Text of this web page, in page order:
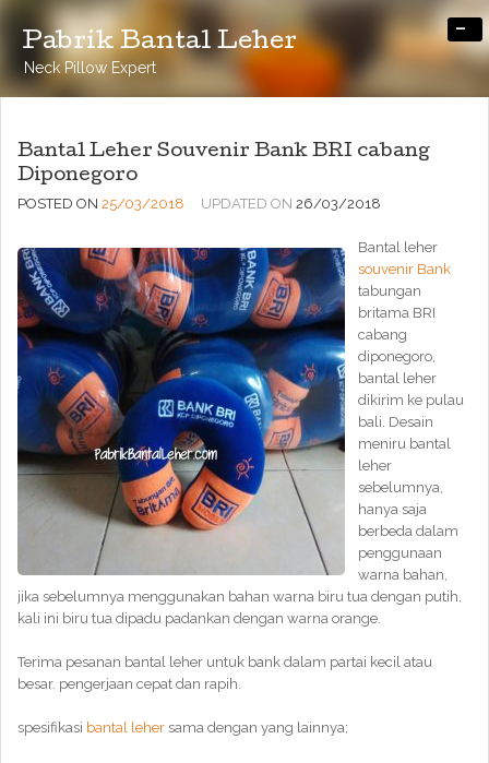
Pabrik Bantal Leher
Neck Pillow Expert
-
Bantal Leher Souvenir Bank BRI cabang
Diponegoro
POSTED ON 25/03/2018 UPDATED ON 26/03/2018
Bantal leher
souvenir Bank
tabungan
britama BRI
cabang
diponegoro,
bantal leher
dikirim ke pulau
bali. Desain
meniru bantal
leher
sebelumnya,
hanya saja
berbeda dalam
penggunaan
warna bahan,
jika sebelumnya menggunakan bahan warna biru tua dengan putih,
kali ini biru tua dipadu padankan dengan warna orange.
Terima pesanan bantal leher untuk bank dalam partai kecil atau
besar. pengerjaan cepat dan rapih.
spesifikasi bantal leher sama dengan yang lainnya;